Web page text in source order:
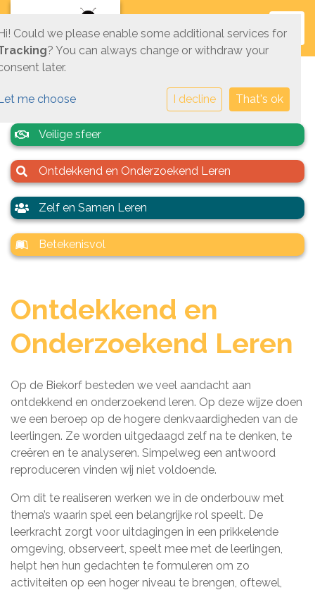
Veilige sfeer
Ontdekkend en Onderzoekend Leren
Zelf en Samen Leren
Betekenisvol
Ontdekkend en
Onderzoekend Leren
Op de Biekorf besteden we veel aandacht aan
ontdekkend en onderzoekend leren. Op deze wijze doen
we een beroep op de hogere denkvaardigheden van de
leerlingen. Ze worden uitgedaagd zelf na te denken, te
creëren en te analyseren. Simpelweg een antwoord
reproduceren vinden wij niet voldoende.
Om dit te realiseren werken we in de onderbouw met
thema’s waarin spel een belangrijke rol speelt. De
leerkracht zorgt voor uitdagingen in een prikkelende
omgeving, observeert, speelt mee met de leerlingen,
helpt hen hun gedachten te formuleren om zo
activiteiten op een hoger niveau te brengen, oftewel,
Could we please enable some additional services for
? You can always change or withdraw your
later.
me choose I decline That's ok